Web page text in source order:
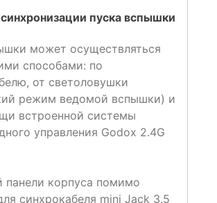
пуска вспышки
может осуществляться
способами: по
от светоловушки
режим ведомой вспышки) и
встроенной системы
управления Godox 2.4G
панели корпуса помимо
синхрокабеля mini Jack 3.5